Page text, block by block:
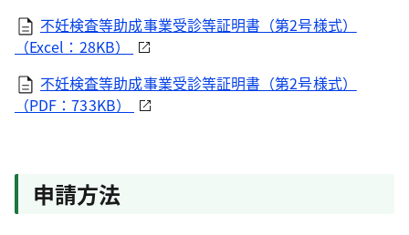
不妊検査等助成事業受診等証明書（第2号様式）
（Excel：28KB）
不妊検査等助成事業受診等証明書（第2号様式）
（PDF：733KB）
申請方法